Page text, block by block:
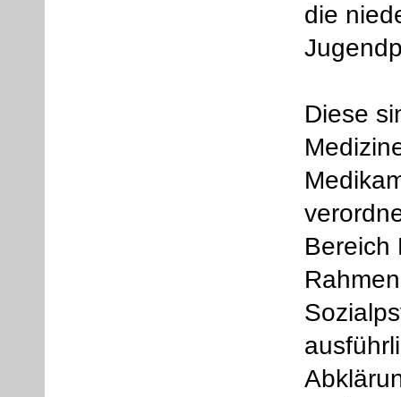
die
Diese
Bereich